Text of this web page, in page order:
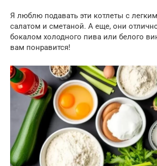
Я люблю подавать эти котлеты с
салатом и сметаной. А еще, они
бокалом холодного пива или белого
вам понравится!